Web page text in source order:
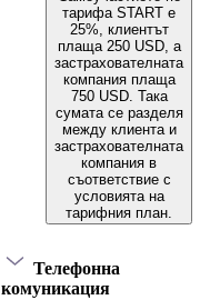
тарифа START е
25%, клиентът
плаща 250 USD, а
застрахователната
компания плаща
750 USD. Така
сумата се разделя
между клиента и
застрахователната
компания в
съответствие с
условията на
тарифния план.
Телефонна
комуникация